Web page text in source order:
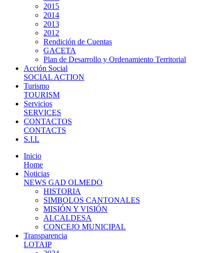
2015
2014
2013
2012
Rendición de Cuentas
GACETA
Plan de Desarrollo y Ordenamiento Territorial
Acción Social
SOCIAL ACTION
Turismo
TOURISM
Servicios
SERVICES
CONTACTOS
CONTACTS
S.I.L
Inicio
Home
Noticias
NEWS GAD OLMEDO
HISTORIA
SIMBOLOS CANTONALES
MISIÓN Y VISIÓN
ALCALDESA
CONCEJO MUNICIPAL
Transparencia
LOTAIP